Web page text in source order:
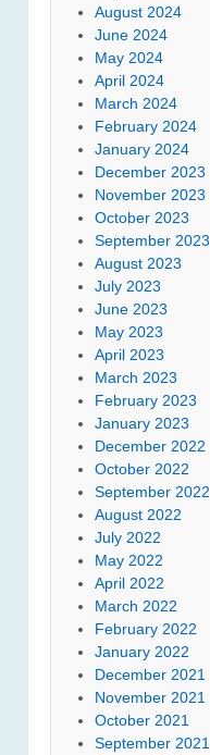
August 2024
June 2024
May 2024
April 2024
March 2024
February 2024
January 2024
December 2023
November 2023
October 2023
September 2023
August 2023
July 2023
June 2023
May 2023
April 2023
March 2023
February 2023
January 2023
December 2022
October 2022
September 2022
August 2022
July 2022
May 2022
April 2022
March 2022
February 2022
January 2022
December 2021
November 2021
October 2021
September 2021